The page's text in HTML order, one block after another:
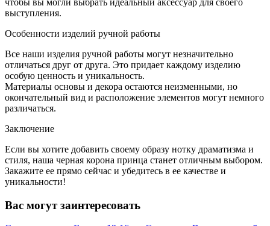
выступления.
Особенности изделий ручной работы
Все наши изделия ручной работы могут незначительно
отличаться друг от друга. Это придает каждому изделию
особую ценность и уникальность.
Материалы основы и декора остаются неизменными, но
окончательный вид и расположение элементов могут немного
различаться.
Заключение
Если вы хотите добавить своему образу нотку драматизма и
стиля, наша черная корона принца станет отличным выбором.
Закажите ее прямо сейчас и убедитесь в ее качестве и
уникальности!
Вас могут заинтересовать